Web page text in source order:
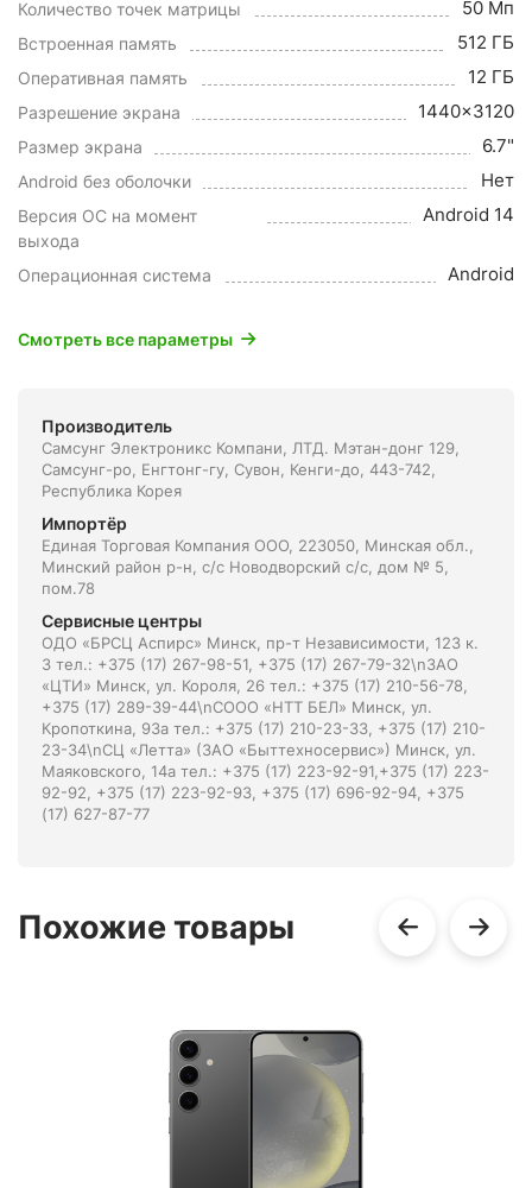
Количество точек матрицы 50 Мп
Встроенная память 512 ГБ
Оперативная память 12 ГБ
Разрешение экрана 1440x3120
Размер экрана 6.7"
Android без оболочки Нет
Версия ОС на момент
выхода
Android 14
Операционная система Android
Смотреть все параметры
Производитель
Самсунг Электроникс Компани, ЛТД. Мэтан-донг 129,
Самсунг-ро, Енгтонг-гу, Сувон, Кенги-до, 443-742,
Республика Корея
Импортёр
Единая Торговая Компания ООО, 223050, Минская обл.,
Минский район р-н, с/с Новодворский с/с, дом № 5,
пом.78
Сервисные центры
ОДО «БРСЦ Аспирс» Минск, пр-т Независимости, 123 к.
3 тел.: +375 (17) 267-98-51, +375 (17) 267-79-32\nЗАО
«ЦТИ» Минск, ул. Короля, 26 тел.: +375 (17) 210-56-78,
+375 (17) 289-39-44\nСООО «НТТ БЕЛ» Минск, ул.
Кропоткина, 93а тел.: +375 (17) 210-23-33, +375 (17) 210-
23-34\nСЦ «Летта» (ЗАО «Быттехносервис») Минск, ул.
Маяковского, 14а тел.: +375 (17) 223-92-91,+375 (17) 223-
92-92, +375 (17) 223-92-93, +375 (17) 696-92-94, +375
(17) 627-87-77
Похожие товары